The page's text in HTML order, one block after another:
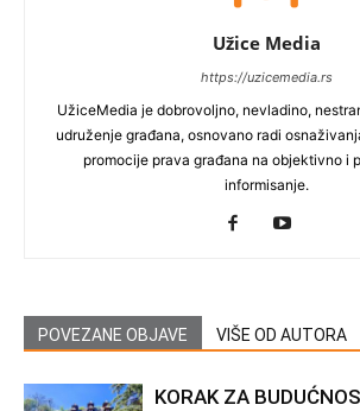
Užice Media
https://uzicemedia.rs
UžiceMedia je dobrovoljno, nevladino,
udruženje građana, osnovano radi
promocije prava građana na objektivno i
informisanje.
POVEZANE OBJAVE VIŠE OD AUTORA
KORAK ZA